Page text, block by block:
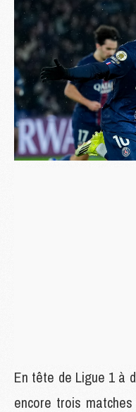
En tête de Ligue 1 à
encore trois